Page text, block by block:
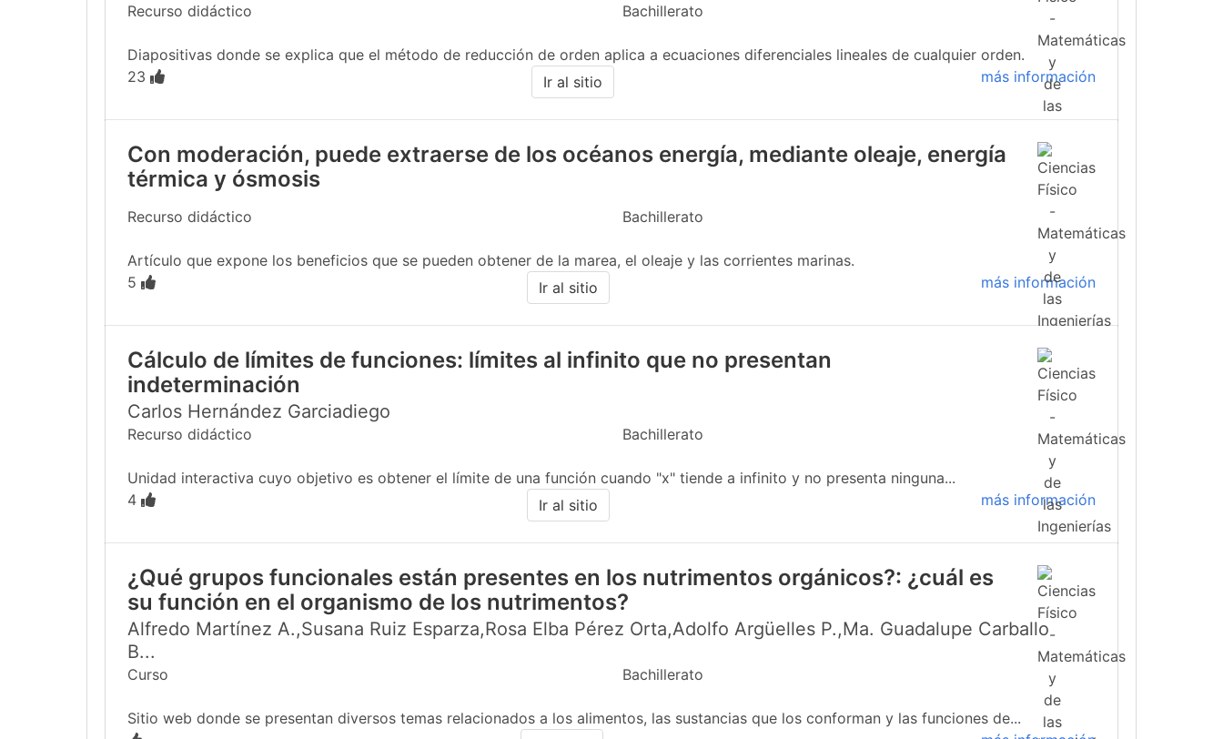
Recurso didáctico Bachillerato
Diapositivas donde se explica que el método de reducción de orden aplica a ecuaciones diferenciales lineales de cualquier orden.
23
más información
Ir al sitio
Con moderación, puede extraerse de los océanos energía, mediante oleaje, energía
térmica y ósmosis
Recurso didáctico Bachillerato
Artículo que expone los beneficios que se pueden obtener de la marea, el oleaje y las corrientes marinas.
5
más información
Ir al sitio
Cálculo de límites de funciones: límites al infinito que no presentan
indeterminación
Carlos Hernández Garciadiego
Recurso didáctico Bachillerato
Unidad interactiva cuyo objetivo es obtener el límite de una función cuando "x" tiende a infinito y no presenta ninguna...
4
más información
Ir al sitio
¿Qué grupos funcionales están presentes en los nutrimentos orgánicos?: ¿cuál es
su función en el organismo de los nutrimentos?
Alfredo Martínez A.,Susana Ruiz Esparza,Rosa Elba Pérez Orta,Adolfo Argüelles P.,Ma. Guadalupe Carballo
B...
Curso Bachillerato
Sitio web donde se presentan diversos temas relacionados a los alimentos, las sustancias que los conforman y las funciones de...